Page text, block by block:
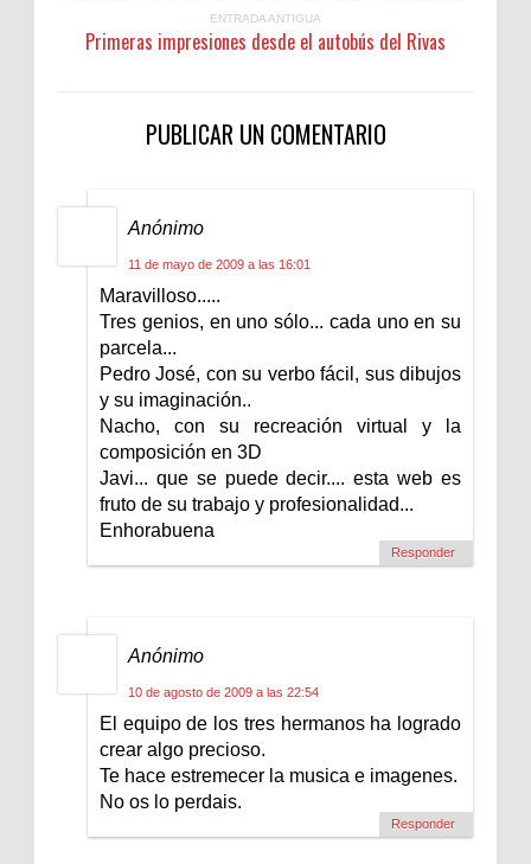
ENTRADA ANTIGUA
Primeras impresiones desde el autobús del Rivas
PUBLICAR UN COMENTARIO
Anónimo
11 de mayo de 2009 a las 16:01
Maravilloso.....
Tres genios, en uno sólo... cada uno en su
parcela...
Pedro José, con su verbo fácil, sus dibujos
y su imaginación..
Nacho, con su recreación virtual y la
composición en 3D
Javi... que se puede decir.... esta web es
fruto de su trabajo y profesionalidad...
Enhorabuena
Responder
Anónimo
10 de agosto de 2009 a las 22:54
El equipo de los tres hermanos ha logrado
crear algo precioso.
Te hace estremecer la musica e imagenes.
No os lo perdais.
Responder